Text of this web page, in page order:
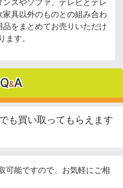
スやソファ、テレビとテレ
具以外のものとの組み合わ
をまとめてお売りいただけ
ます。
Q&A
も買い取ってもらえます
可能ですので、お気軽にご相